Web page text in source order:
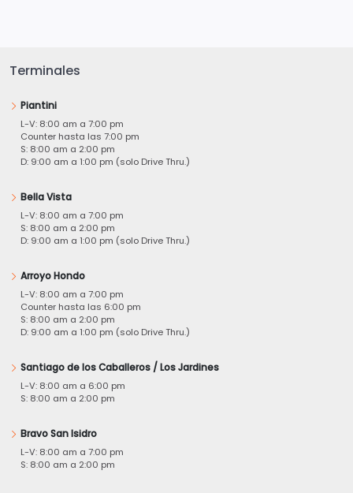
Terminales
Piantini
L-V: 8:00 am a 7:00 pm
Counter hasta las 7:00 pm
S: 8:00 am a 2:00 pm
D: 9:00 am a 1:00 pm (solo Drive Thru.)
Bella Vista
L-V: 8:00 am a 7:00 pm
S: 8:00 am a 2:00 pm
D: 9:00 am a 1:00 pm (solo Drive Thru.)
Arroyo Hondo
L-V: 8:00 am a 7:00 pm
Counter hasta las 6:00 pm
S: 8:00 am a 2:00 pm
D: 9:00 am a 1:00 pm (solo Drive Thru.)
Santiago de los Caballeros / Los Jardines
L-V: 8:00 am a 6:00 pm
S: 8:00 am a 2:00 pm
Bravo San Isidro
L-V: 8:00 am a 7:00 pm
S: 8:00 am a 2:00 pm